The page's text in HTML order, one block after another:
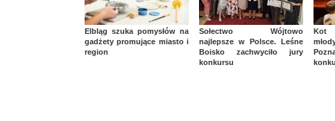
Elbląg szuka pomysłów na
gadżety promujące miasto i
region
Sołectwo Wójtowo
najlepsze w Polsce. Leśne
Boisko zachwyciło jury
konkursu
Kot